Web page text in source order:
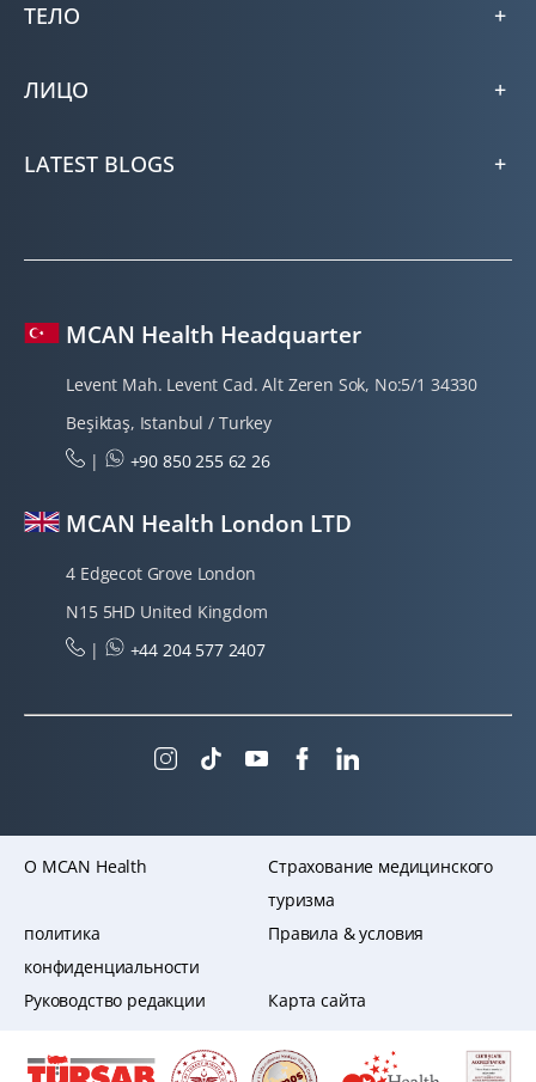
ТЕЛО
ЛИЦО
LATEST BLOGS
MCAN Health Headquarter
Levent Mah. Levent Cad. Alt Zeren Sok, No:5/1 34330
Beşiktaş, Istanbul / Turkey
|
+90 850 255 62 26
MCAN Health London LTD
4 Edgecot Grove London
N15 5HD United Kingdom
|
+44 204 577 2407
O MCAN Health
Страхование медицинского
туризма
политика
конфиденциальности
Правила & условия
Руководство редакции Карта сайта